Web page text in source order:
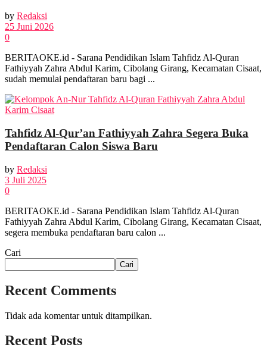
by Redaksi
25 Juni 2026
0
BERITAOKE.id - Sarana Pendidikan Islam Tahfidz Al-Quran
Fathiyyah Zahra Abdul Karim, Cibolang Girang, Kecamatan Cisaat,
sudah memulai pendaftaran baru bagi ...
Tahfidz Al-Qur’an Fathiyyah Zahra Segera Buka
Pendaftaran Calon Siswa Baru
by Redaksi
3 Juli 2025
0
BERITAOKE.id - Sarana Pendidikan Islam Tahfidz Al-Quran
Fathiyyah Zahra Abdul Karim, Cibolang Girang, Kecamatan Cisaat,
segera membuka pendaftaran baru calon ...
Cari
Cari
Recent Comments
Tidak ada komentar untuk ditampilkan.
Recent Posts